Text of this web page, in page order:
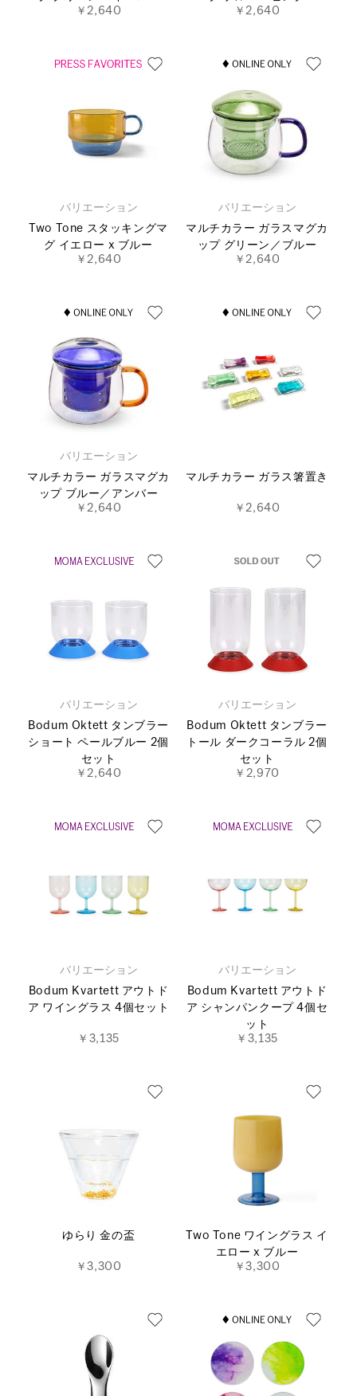
￥2,640
￥2,640
バリエーション
Two Tone スタッキングマ
グ イエロー x ブルー
￥2,640
バリエーション
マルチカラー ガラスマグカ
ップ グリーン／ブルー
￥2,640
バリエーション
マルチカラー ガラスマグカ
ップ ブルー／アンバー
￥2,640
マルチカラー ガラス箸置き
￥2,640
バリエーション
Bodum Oktett タンブラー
ショート ペールブルー 2個
セット
￥2,640
バリエーション
Bodum Oktett タンブラー
トール ダークコーラル 2個
セット
￥2,970
バリエーション
Bodum Kvartett アウトド
ア ワイングラス 4個セット
￥3,135
バリエーション
Bodum Kvartett アウトド
ア シャンパンクープ 4個セ
ット
￥3,135
ゆらり 金の盃
￥3,300
Two Tone ワイングラス イ
エロー x ブルー
￥3,300